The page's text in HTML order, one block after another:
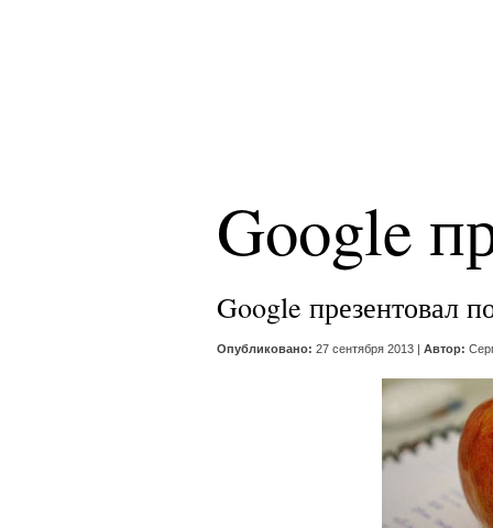
Google
Google презентовал
Опубликовано: 27 сентября 2013 | Автор: